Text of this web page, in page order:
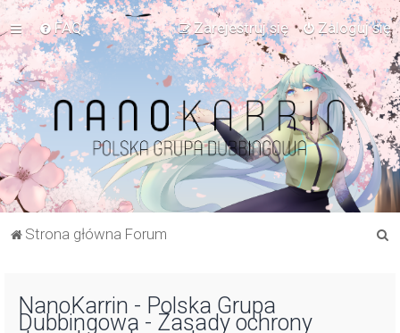
FAQ Zaloguj się
Zarejestruj się
Strona główna Forum
NanoKarrin - Polska Grupa
Dubbingowa - Zasady ochrony